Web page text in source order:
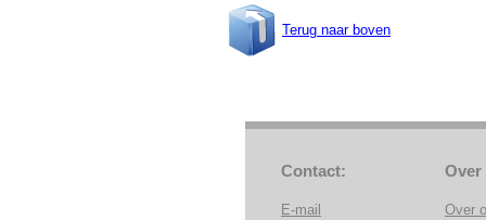
Terug naar boven
Contact:
E-mail
Over
Over